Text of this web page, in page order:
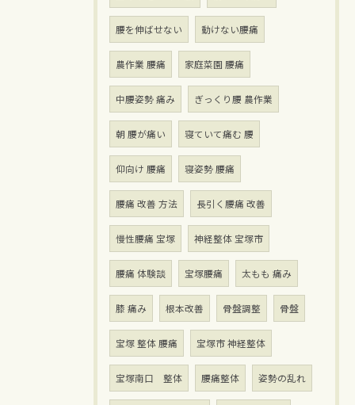
腰を伸ばせない 動けない腰痛
農作業 腰痛 家庭菜園 腰痛
中腰姿勢 痛み ぎっくり腰 農作業
朝 腰が痛い 寝ていて痛む 腰
仰向け 腰痛 寝姿勢 腰痛
腰痛 改善 方法 長引く腰痛 改善
慢性腰痛 宝塚 神経整体 宝塚市
腰痛 体験談 宝塚腰痛 太もも 痛み
膝 痛み 根本改善 骨盤調整 骨盤
宝塚 整体 腰痛 宝塚市 神経整体
宝塚南口 整体 腰痛整体 姿勢の乱れ